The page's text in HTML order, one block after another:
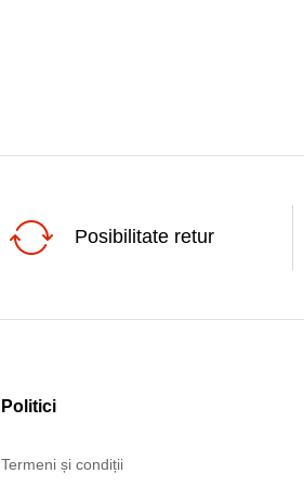
Posibilitate retur
Politici
Termeni și condiții